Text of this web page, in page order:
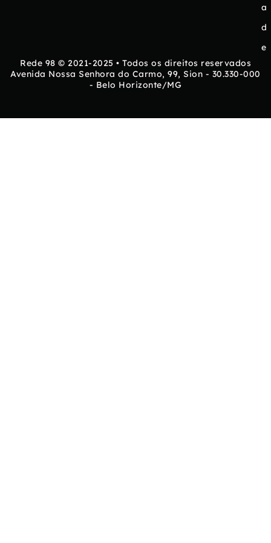
a
d
e
Rede 98 © 2021-2025 • Todos os direitos reservados
Avenida Nossa Senhora do Carmo, 99, Sion - 30.330-000
- Belo Horizonte/MG